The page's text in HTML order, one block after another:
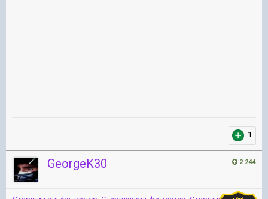
1
2 244
GeorgeK30